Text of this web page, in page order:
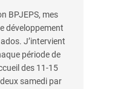
BPJEPS, mes
développement
J’intervient
période de
des 11-15
samedi par